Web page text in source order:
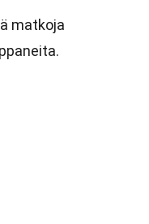
matkoja